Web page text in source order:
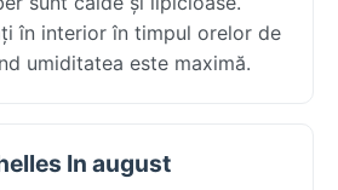
în interior în timpul orelor de
umiditatea este maximă.
In august